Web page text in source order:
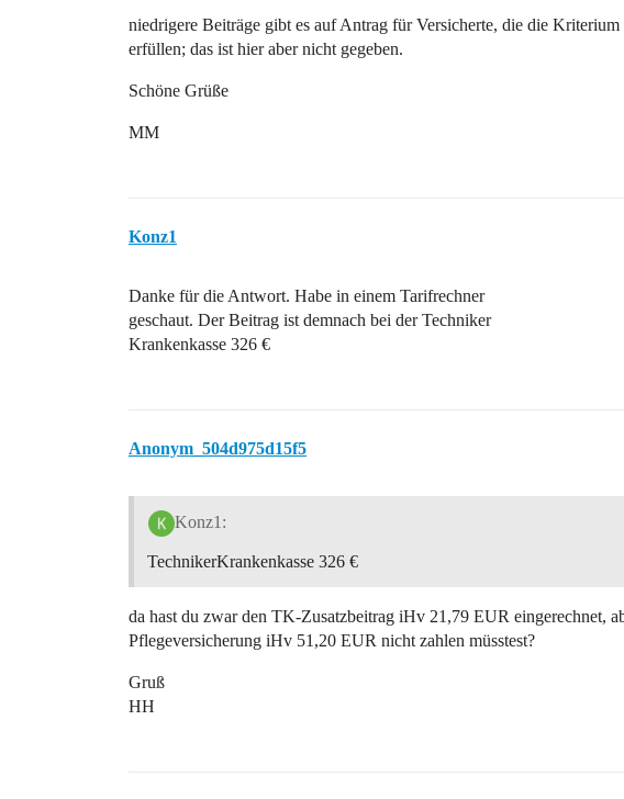
niedrigere Beiträge gibt es auf Antrag für Versicherte, die die
erfüllen; das ist hier aber nicht gegeben.
Schöne Grüße
MM
Konz1
Danke für die Antwort. Habe in einem Tarifrechner
geschaut. Der Beitrag ist demnach bei der Techniker
Krankenkasse 326 €
Anonym_504d975d15f5
Konz1:
TechnikerKrankenkasse 326 €
da hast du zwar den TK-Zusatzbeitrag iHv 21,79 EUR eingerechnet,
Pflegeversicherung iHv 51,20 EUR nicht zahlen müsstest?
Gruß
HH